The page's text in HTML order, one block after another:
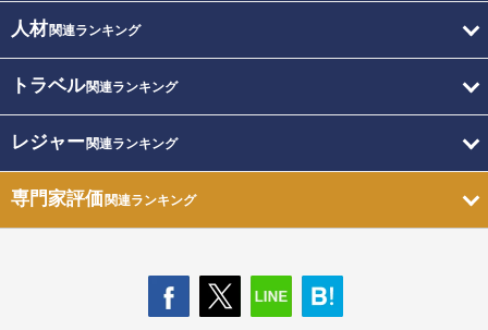
人材関連ランキング
トラベル関連ランキング
レジャー関連ランキング
専門家評価関連ランキング